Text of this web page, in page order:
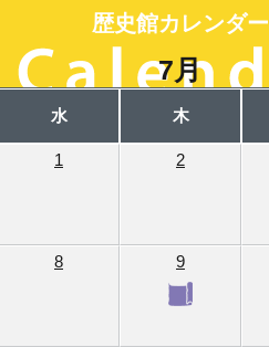
歴史館カレンダー
7月
水 木
1 2
8 9